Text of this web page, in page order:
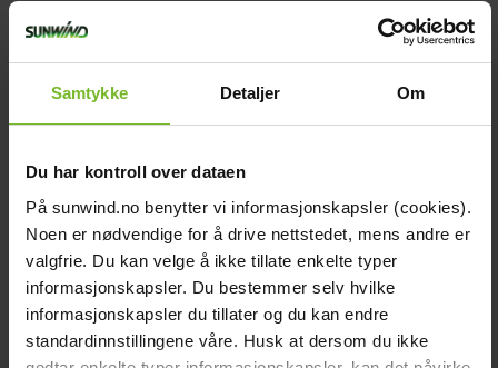
Samtykke Detaljer Om
Du har kontroll over dataen
På sunwind.no benytter vi informasjonskapsler (cookies).
Noen er nødvendige for å drive nettstedet, mens andre er
valgfrie. Du kan velge å ikke tillate enkelte typer
informasjonskapsler. Du bestemmer selv hvilke
informasjonskapsler du tillater og du kan endre
standardinnstillingene våre. Husk at dersom du ikke
Reservdelar - Wallas
close
chevron_left Tillbaka till huvudmenyn Se alla
Energi chevron_right
Kök & Gasol chevron_right
chevron_right
Vatten chevron_right
Startsida
Alla produkter
Energi
Batteriladdare
Batteriladdare 48V
chevron_left Alla produkter (1204)